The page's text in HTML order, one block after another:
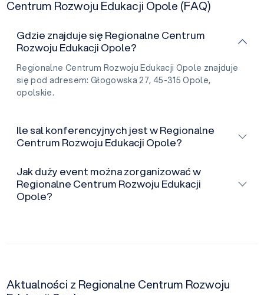
Centrum Rozwoju Edukacji Opole (FAQ)
Gdzie znajduje się Regionalne Centrum
Rozwoju Edukacji Opole?
Regionalne Centrum Rozwoju Edukacji Opole znajduje
się pod adresem: Głogowska 27, 45-315 Opole,
opolskie.
Ile sal konferencyjnych jest w Regionalne
Centrum Rozwoju Edukacji Opole?
Jak duży event można zorganizować w
Regionalne Centrum Rozwoju Edukacji
Opole?
Aktualności z Regionalne Centrum Rozwoju